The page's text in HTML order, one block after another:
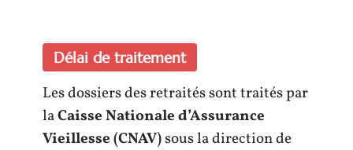
Délai de traitement
Les dossiers des retraités sont traités par
laCaisse Nationale d’Assurance
Vieillesse (CNAV)sous la direction de